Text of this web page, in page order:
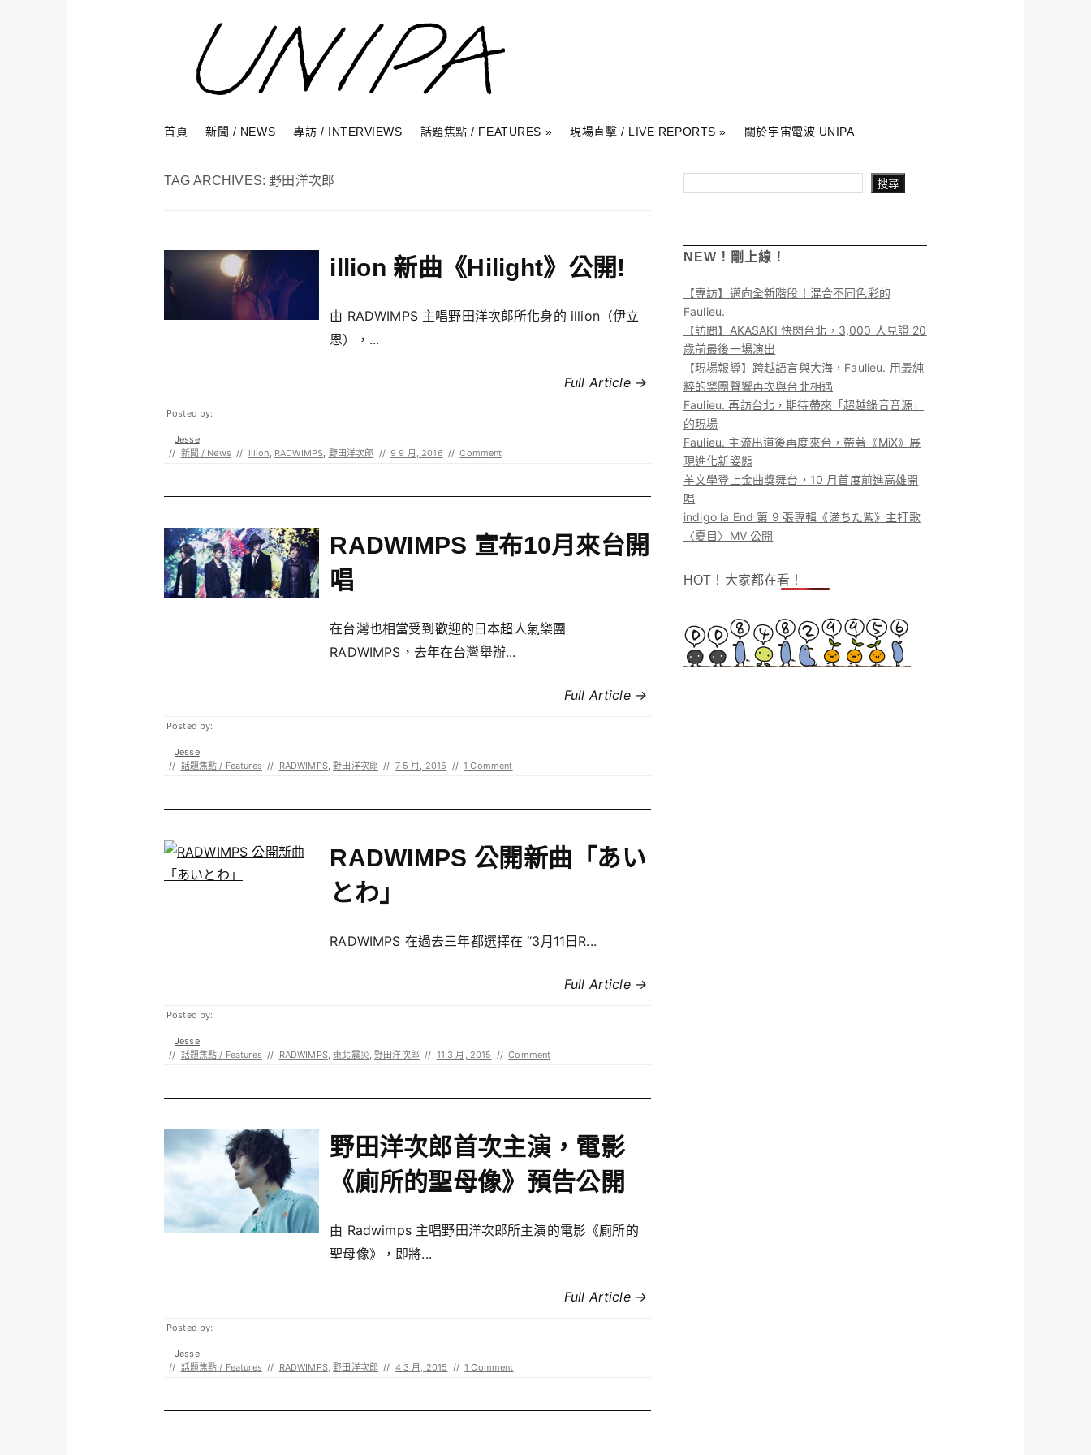
Menu
首頁
新聞 / NEWS 專訪 / INTERVIEWS 話題焦點 / FEATURES 現場直擊 / LIVE REPORTS 關於宇宙電波 UNIPA
TAG ARCHIVES: 野田洋次郎
illion 新曲《Hilight》公開!
由 RADWIMPS 主唱野田洋次郎所化身的 illion（伊立
恩），...
Full Article →
Posted by:
Jesse
// 新聞 / News // illion, RADWIMPS, 野田洋次郎 // 9 9 月, 2016 // Comment
RADWIMPS 宣布10月來台開
唱
在台灣也相當受到歡迎的日本超人氣樂團
RADWIMPS，去年在台灣舉辦...
Full Article →
Posted by:
Jesse
// 話題焦點 / Features // RADWIMPS,野田洋次郎 // 7 5 月, 2015 // 1 Comment
RADWIMPS 公開新曲「あい
とわ」
RADWIMPS 在過去三年都選擇在 “3月11日R...
Full Article →
Posted by:
Jesse
// 話題焦點 / Features // RADWIMPS,東北震災,野田洋次郎 // 11 3 月, 2015 // Comment
野田洋次郎首次主演，電影
《廁所的聖母像》預告公開
由 Radwimps 主唱野田洋次郎所主演的電影《廁所的
聖母像》，即將...
Full Article →
Posted by:
Jesse
// 話題焦點 / Features // RADWIMPS,野田洋次郎 // 4 3 月, 2015 // 1 Comment
搜尋
NEW！剛上線！
【專訪】邁向全新階段！混合不同色彩的
Faulieu.
【訪問】AKASAKI 快閃台北，3,000 人見證 20
歲前最後一場演出
【現場報導】跨越語言與大海，Faulieu. 用最純
粹的樂團聲響再次與台北相遇
Faulieu. 再訪台北，期待帶來「超越錄音音源」
的現場
Faulieu. 主流出道後再度來台，帶著《MiX》展
現進化新姿態
羊文學登上金曲獎舞台，10 月首度前進高雄開
唱
indigo la End 第 9 張專輯《満ちた紫》主打歌
〈夏目〉MV 公開
HOT！大家都在看！